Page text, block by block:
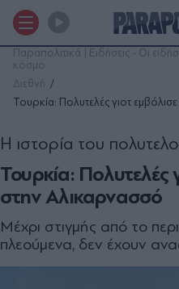
Παραπολιτικά | Ειδήσεις - Οι
κόσμο
Διεθνή
Τουρκία: Πολυτελές γιοτ
Τουρκία: Πολυτελές
στην Αλικαρνασσό
Η ιστορία του
Μέχρι στιγμής από το
πλεούμενα, δεν έχουν